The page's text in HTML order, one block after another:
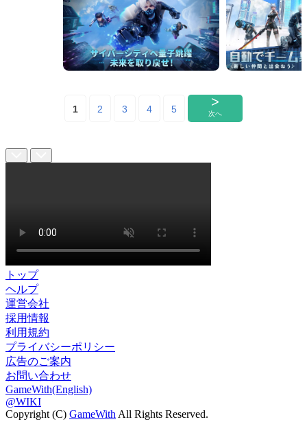
トップ
ヘルプ
運営会社
採用情報
利用規約
プライバシーポリシー
広告のご案内
お問い合わせ
GameWith(English)
@WIKI
Copyright (C) GameWith All Rights Reserved.